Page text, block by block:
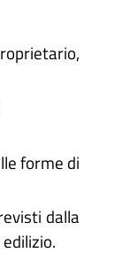
forme di
dalla